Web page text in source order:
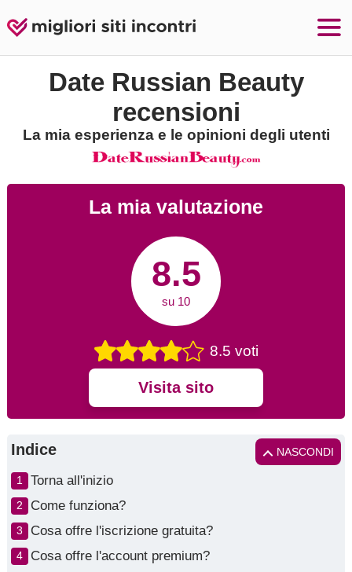
Date Russian Beauty
recensioni
La mia esperienza e le opinioni degli utenti
La mia valutazione
8.5
su 10
8.5 voti
Visita sito
NASCONDI
Indice
Torna all'inizio
Come funziona?
Cosa offre l'iscrizione gratuita?
Cosa offre l'account premium?